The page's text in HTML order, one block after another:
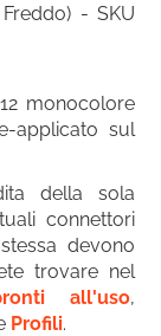
- SKU
monocolore
applicato sul
della sola
connettori
devono
trovare nel
all'uso,
Profili.